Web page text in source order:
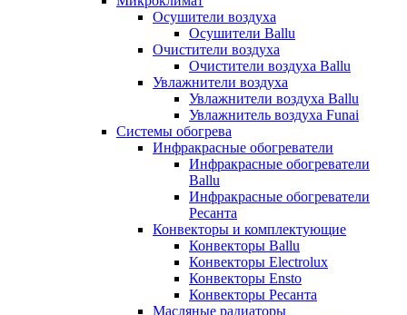
Осушители воздуха
Осушители Ballu
Очистители воздуха
Очистители воздуха Ballu
Увлажнители воздуха
Увлажнители воздуха Ballu
Увлажнитель воздуха Funai
Системы обогрева
Инфракрасные обогреватели
Инфракрасные обогреватели
Ballu
Инфракрасные обогреватели
Ресанта
Конвекторы и комплектующие
Конвекторы Ballu
Конвекторы Electrolux
Конвекторы Ensto
Конвекторы Ресанта
Масляные радиаторы